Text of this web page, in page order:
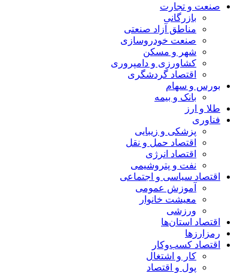
صنعت و تجارت
بازرگانی
مناطق آزاد صنعتی
صنعت خودروسازی
شهر و مسکن
کشاورزی و دامپروری
اقتصاد گردشگری
بورس و سهام
بانک و بیمه
طلا و ارز
فناوری
پزشکی و زیبایی
اقتصاد حمل و نقل
اقتصاد انرژی
نفت و پتروشیمی
اقتصاد سیاسی و اجتماعی
آموزش عمومی
معیشت خانوار
ورزشی
اقتصاد استان‌ها
رمزارزها
اقتصاد کسب‌و‌کار
کار و اشتغال
پول و اقتصاد